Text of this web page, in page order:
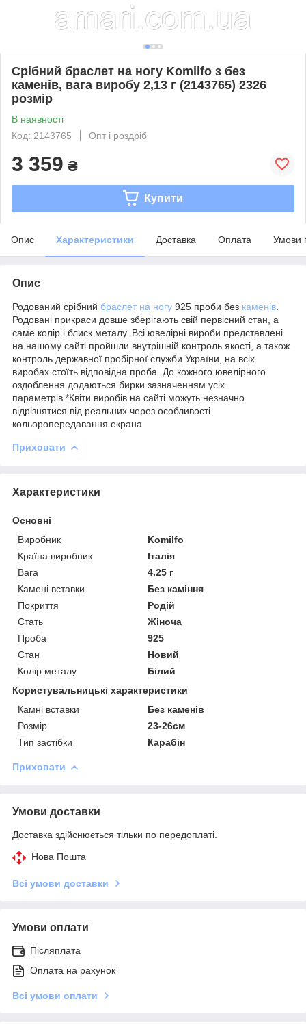
Срібний браслет на ногу Komilfo з без
каменів, вага виробу 2,13 г (2143765) 2326
розмір
В наявності
Код: 2143765
Опт і роздріб
3 359 ₴
Купити
Опис Характеристики Доставка Оплата Умови
Опис
Родований срібний браслет на ногу 925 проби без каменів
Родовані прикраси довше зберігають свій первісний стан, а
саме колір і блиск металу. Всі ювелірні вироби представлені
на нашому сайті пройшли внутрішній контроль якості, а також
контроль державної пробірної служби України, на всіх
виробах стоїть відповідна проба. До кожного ювелірного
оздоблення додаються бирки зазначенням усіх
параметрів.*Квіти виробів на сайті можуть незначно
відрізнятися від реальних через особливості
кольоропередавання екрана
Приховати
Характеристики
Основні
Виробник
Komilfo
Країна виробник
Італія
Вага
4.25 г
Камені вставки
Без каміння
Покриття
Родій
Стать
Жіноча
Проба
925
Стан
Новий
Колір металу
Білий
Користувальницькі характеристики
Камні вставки
Без каменів
Розмір
23-26см
Тип застібки
Карабін
Приховати
Умови доставки
Доставка здійснюється тільки по передоплаті.
Нова Пошта
Всі умови доставки
Умови оплати
Післяплата
Оплата на рахунок
Всі умови оплати